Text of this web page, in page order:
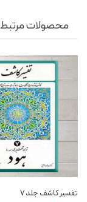
محصولات مرتبط
تفسیر کاشف جلد ۷